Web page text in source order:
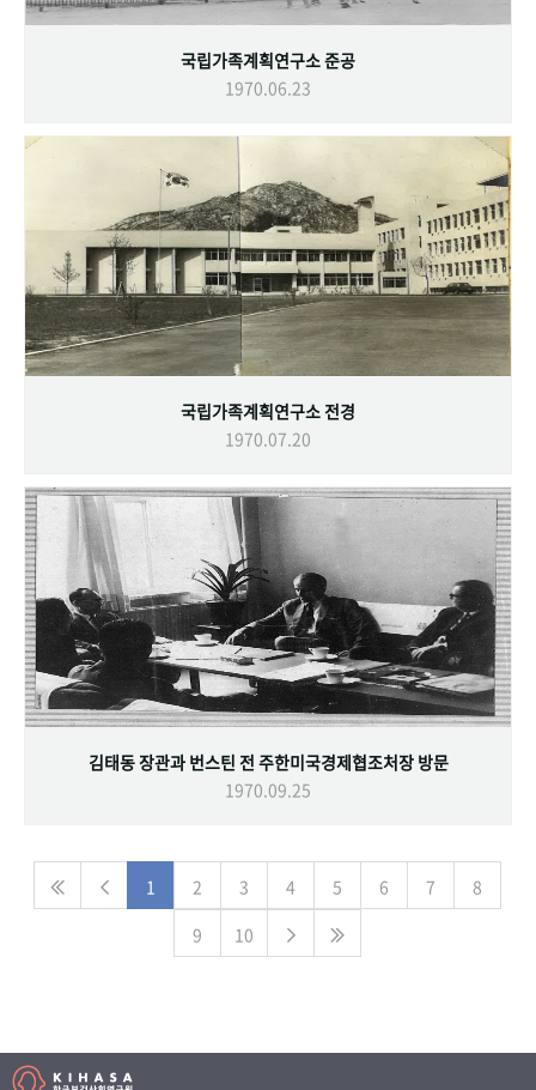
국립가족계획연구소 준공
1970.06.23
국립가족계획연구소 전경
1970.07.20
김태동 장관과 번스틴 전 주한미국경제협조처장 방문
1970.09.25
1 2 3 4 5 6 7
8
9
10